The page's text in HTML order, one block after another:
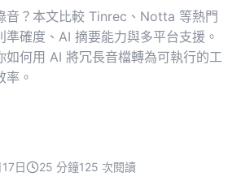
音？本文比較 Tinrec、Notta 等熱門
準確度、AI 摘要能力與多平台支援。
如何用 AI 將冗長音檔轉為可執行的工
率。
日 25 分鐘125 次閱讀